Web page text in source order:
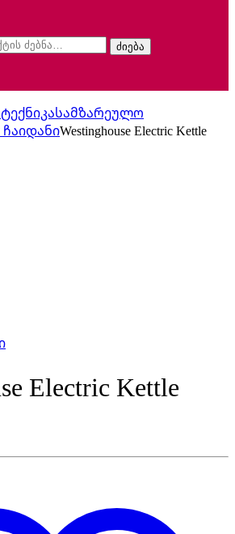
ძიება
სამზარეულო
Westinghouse Electric Kettle
Electric Kettle